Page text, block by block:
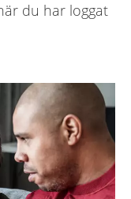
du har loggat